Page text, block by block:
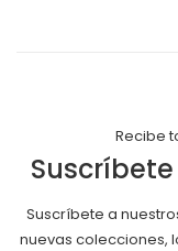
Recibe
Suscríbete a
nuevas colecciones,